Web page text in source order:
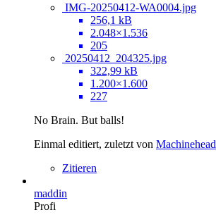
IMG-20250412-WA0004.jpg
256,1 kB
2.048×1.536
205
20250412_204325.jpg
322,99 kB
1.200×1.600
227
No Brain. But balls!
Einmal editiert, zuletzt von Machinehead
Zitieren
maddin
Profi